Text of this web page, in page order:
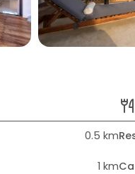
0.5 km
1 km